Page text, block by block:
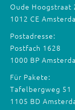
Oude Hoogstraat
1012 CE
Postadresse:
Postfach 1628
1000 BP
Für Pakete:
Tafelbergweg 51
1105 BD